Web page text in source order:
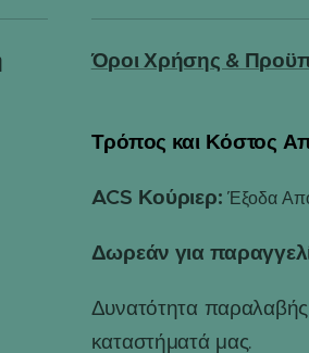
Όροι Χρήσης &
Τρόπος και Κόστος
ACS Κούριερ: Έξοδα
Δωρεάν για
Δυνατότητα
καταστήματά μας.